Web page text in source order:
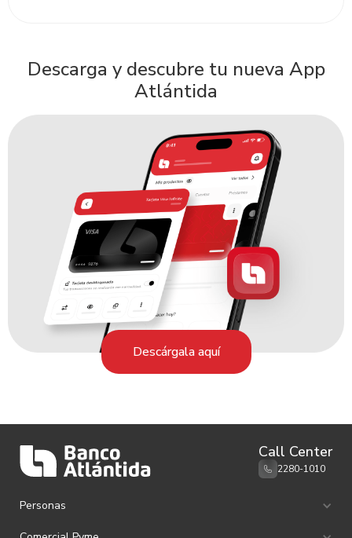
Descarga y descubre tu nueva App
Atlántida
Descárgala aquí
Call Center
2280-1010
Personas
Ahorro e Inversión